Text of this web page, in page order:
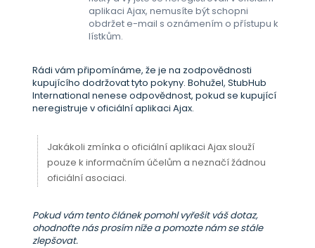
aplikaci Ajax, nemusíte být schopni
obdržet e-mail s oznámením o přístupu k
lístkům.
Rádi vám připomínáme, že je na zodpovědnosti
kupujícího dodržovat tyto pokyny. Bohužel, StubHub
International nenese odpovědnost, pokud se kupující
neregistruje v oficiální aplikaci Ajax.
Jakákoli zmínka o oficiální aplikaci Ajax slouží
pouze k informačním účelům a neznačí žádnou
oficiální asociaci.
Pokud vám tento článek pomohl vyřešit váš dotaz,
ohodnoťte nás prosím níže a pomozte nám se stále
zlepšovat.